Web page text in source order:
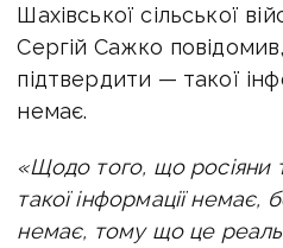
Шахівської сільської
Сергій Сажко
підтвердити — такої
немає.
«Щодо того, що росіяни
такої інформації немає,
немає, тому що це